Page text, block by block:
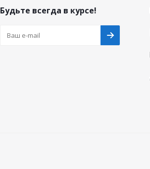
Будьте всегда в курсе!